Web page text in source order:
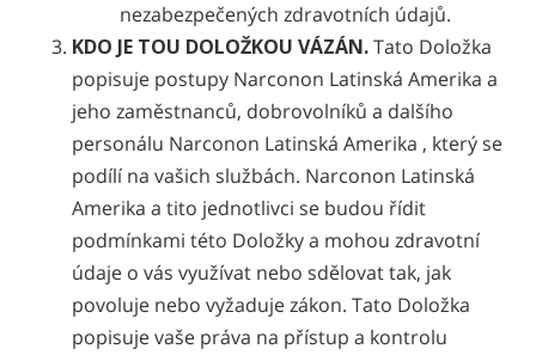
nezabezpečených zdravotních údajů.
KDO JE TOU DOLOŽKOU VÁZÁN.Tato Doložka
popisuje postupy Narconon Latinská Amerika a
jeho zaměstnanců, dobrovolníků a dalšího
personálu Narconon Latinská Amerika , který se
podílí na vašich službách. Narconon Latinská
Amerika a tito jednotlivci se budou řídit
podmínkami této Doložky a mohou zdravotní
údaje o vás využívat nebo sdělovat tak, jak
povoluje nebo vyžaduje zákon. Tato Doložka
popisuje vaše práva na přístup a kontrolu